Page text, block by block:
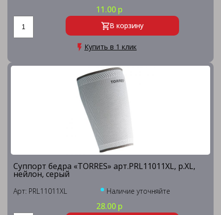
11.00 р
В корзину
Купить в 1 клик
Суппорт бедра «TORRES» арт.PRL11011XL, р.XL,
нейлон, серый
Арт: PRL11011XL Наличие уточняйте
28.00 р